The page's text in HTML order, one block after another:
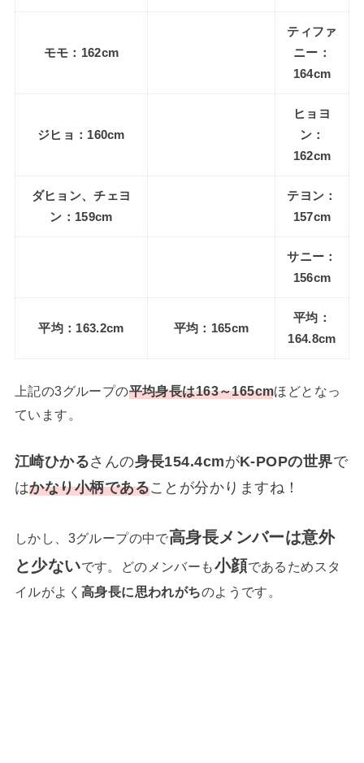
モモ：162cm
ティファ
ニー：
164cm
ジヒョ：160cm
ヒョヨ
ン：
162cm
ダヒョン、チェヨ
ン：159cm
テヨン：
157cm
サニー：
156cm
平均：163.2cm 平均：165cm
平均：
164.8cm
上記の3グループの平均身長は163～165cmほどとなっ
ています。
江崎ひかるさんの身長154.4cmがK-POPの世界で
はかなり小柄であることが分かりますね！
しかし、3グループの中で高身長メンバーは意外
と少ないです。どのメンバーも小顔であるためスタ
イルがよく 高身長に思われがちのようです。